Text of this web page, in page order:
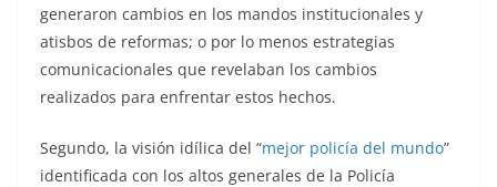
generaron cambios en los mandos institucionales y
atisbos de reformas; o por lo menos estrategias
comunicacionales que revelaban los cambios
realizados para enfrentar estos hechos.
Segundo, la visión idílica del “mejor policía del mundo”
identificada con los altos generales de la Policía